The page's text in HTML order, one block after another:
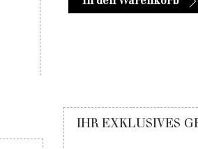
IHR EXKLUSIVES